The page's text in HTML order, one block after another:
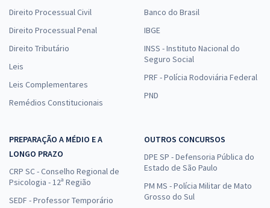
Direito Processual Civil
Direito Processual Penal
Direito Tributário
Leis
Leis Complementares
Remédios Constitucionais
Banco do Brasil
IBGE
INSS - Instituto Nacional do
Seguro Social
PRF - Polícia Rodoviária Federal
PND
PREPARAÇÃO A MÉDIO E A
LONGO PRAZO
CRP SC - Conselho Regional de
Psicologia - 12ª Região
SEDF - Professor Temporário
OUTROS CONCURSOS
DPE SP - Defensoria Pública do
Estado de São Paulo
PM MS - Polícia Militar de Mato
Grosso do Sul